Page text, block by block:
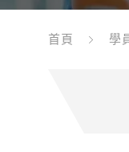
首頁 學